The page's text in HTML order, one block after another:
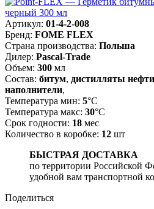
Артикул: 01-4-2-008
Бренд: FOME FLEX
Страна производства: Польша
Дилер: Pascal-Trade
Объем: 300 мл
Состав: битум, дистилляты нефти
наполнители,
Температура мин: 5°С
Температура макс: 30°С
Срок годности: 18 мес
Количество в коробке: 12 шт
БЫСТРАЯ ДОСТАВКА
по территории Российской
удобной вам транспортной
Поделиться